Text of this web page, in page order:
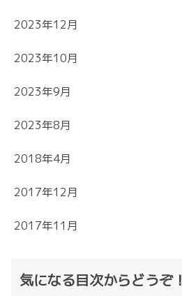
2023年12月
2023年10月
2023年9月
2023年8月
2018年4月
2017年12月
2017年11月
気になる目次からどうぞ！